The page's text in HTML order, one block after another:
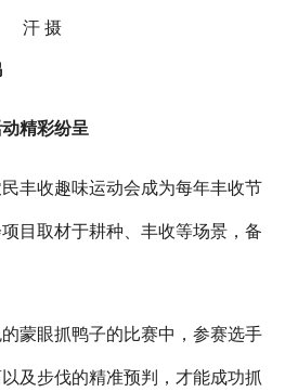
汗 摄
精彩纷呈
收趣味运动会成为每年丰收节
目取材于耕种、丰收等场景，备
眼抓鸭子的比赛中，参赛选手
及步伐的精准预判，才能成功抓